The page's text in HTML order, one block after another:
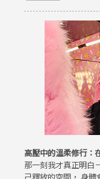
高壓中的溫柔修行：
那一刻我才真正明白
己釋放的空間， 身體